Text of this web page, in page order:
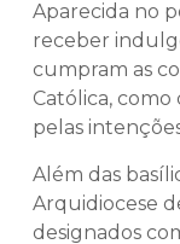
Aparecida no
receber
cumpram as
Católica, como
pelas
Além das
Arquidiocese
designados